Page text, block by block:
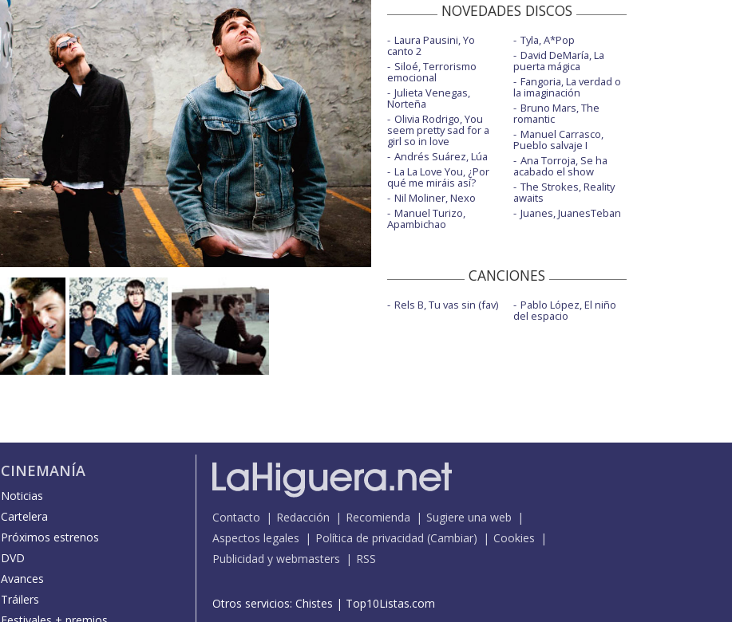
NOVEDADES DISCOS
Laura Pausini, Yo
canto 2
Siloé, Terrorismo
emocional
Julieta Venegas,
Norteña
Olivia Rodrigo, You
seem pretty sad for a
girl so in love
Andrés Suárez, Lúa
La La Love You, ¿Por
qué me miráis así?
Nil Moliner, Nexo
Manuel Turizo,
Apambichao
Tyla, A*Pop
David DeMaría, La
puerta mágica
Fangoria, La verdad o
la imaginación
Bruno Mars, The
romantic
Manuel Carrasco,
Pueblo salvaje I
Ana Torroja, Se ha
acabado el show
The Strokes, Reality
awaits
Juanes, JuanesTeban
CANCIONES
Rels B, Tu vas sin (fav) Pablo López, El niño
del espacio
CINEMANÍA
Noticias
Cartelera
Próximos estrenos
DVD
Avances
Tráilers
Contacto Redacción Recomienda
Sugiere una web
Aspectos legales
Política de privacidad (Cambiar)
Cookies
Publicidad y webmasters
RSS
Otros servicios: Chistes | Top10Listas.com